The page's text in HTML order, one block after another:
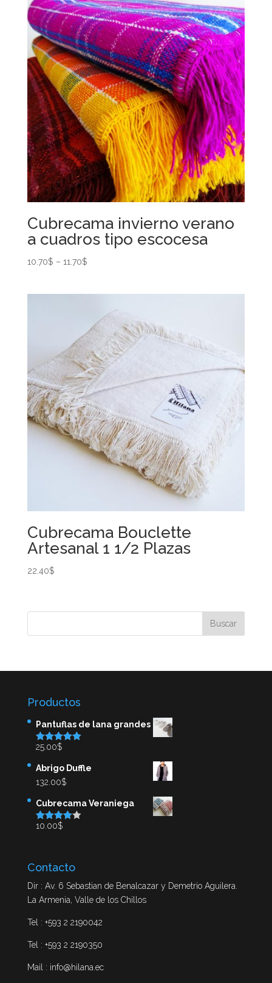
Cubrecama invierno verano
a cuadros tipo escocesa
10.70$ – 11.70$
Cubrecama Bouclette
Artesanal 1 1/2 Plazas
22.40$
Productos
Pantuflas de lana grandes
Valorado en
25.00$
Abrigo Duffle
132.00$
Cubrecama Veraniega
Valorado
10.00$
Contacto
Dir : Av. 6 Sebastian de Benalcazar y Demetrio Aguilera.
La Armenia, Valle de los Chillos
Tel : +593 2 2190042
Tel : +593 2 2190350
Mail : info@hilana.ec